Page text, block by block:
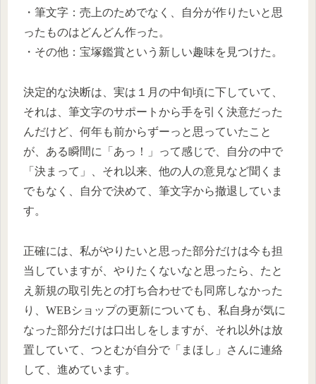
・筆文字：売上のためでなく、自分が作りたいと思
ったものはどんどん作った。
・その他：宝塚鑑賞という新しい趣味を見つけた。
決定的な決断は、実は１月の中旬頃に下していて、
それは、筆文字のサポートから手を引く決意だった
んだけど、何年も前からずーっと思っていたこと
が、ある瞬間に「あっ！」って感じで、自分の中で
「決まって」、それ以来、他の人の意見など聞くま
でもなく、自分で決めて、筆文字から撤退していま
す。
正確には、私がやりたいと思った部分だけは今も担
当していますが、やりたくないなと思ったら、たと
え新規の取引先との打ち合わせでも同席しなかった
り、WEBショップの更新についても、私自身が気に
なった部分だけは口出しをしますが、それ以外は放
置していて、つとむが自分で「まほし」さんに連絡
して、進めています。